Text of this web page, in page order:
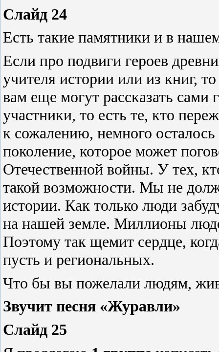
Слайд 24
Есть такие памятники и в
Если про подвиги героев
учителя истории или из книг,
вам еще могут рассказать
участники, то есть те, кто
к сожалению, немного
поколение, которое может
Отечественной войны. У тех,
такой возможности. Мы не
истории. Как только люди
на нашей земле. Миллионы
Поэтому так щемит сердце,
пусть и региональных.
Что бы вы пожелали людям,
Звучит песня «Журавли»
Слайд 25